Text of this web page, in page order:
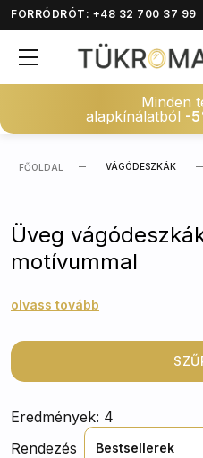
FORRÓDRÓT: +48 32 700 37 99
Minden
alapkínálatból -
FŐOLDAL VÁGÓDESZKÁK
Üveg
motívummal
olvass tovább
Eredmények: 4
Rendezés
Bestsellerek